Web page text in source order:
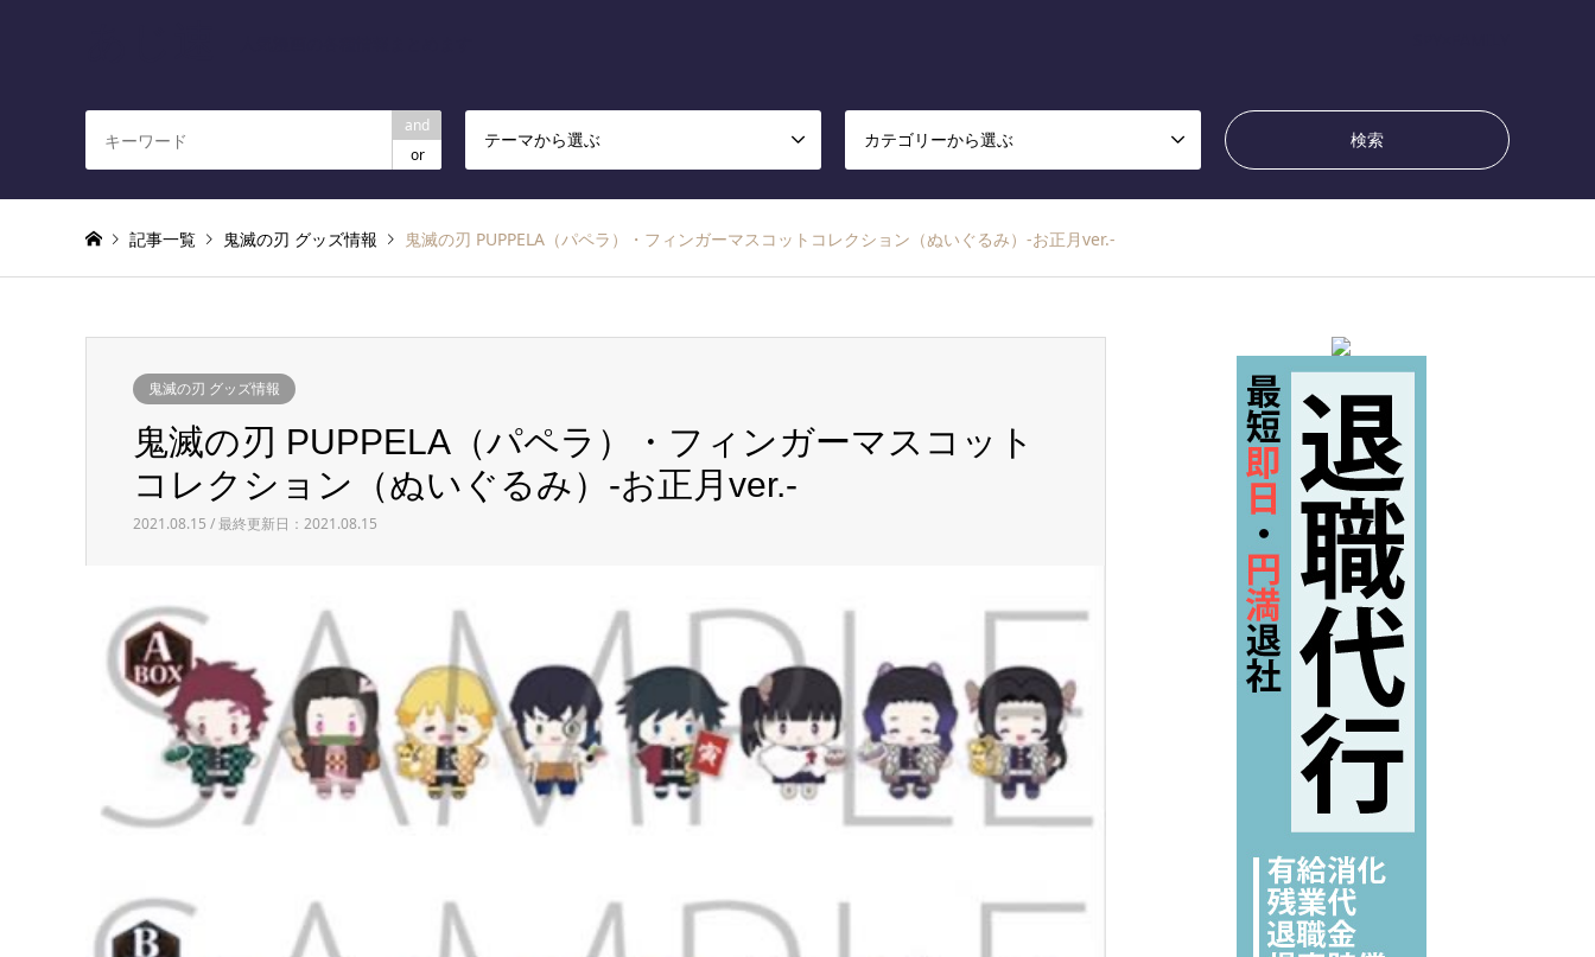
and
or
テーマから選ぶ カテゴリーから選ぶ
記事一覧 鬼滅の刃 グッズ情報 鬼滅の刃 PUPPELA（パペラ）・フィンガーマスコットコレクション（ぬいぐるみ）-お正月ver.-
鬼滅の刃 グッズ情報
鬼滅の刃 PUPPELA（パペラ）・フィンガーマスコット
コレクション（ぬいぐるみ）-お正月ver.-
2021.08.15 / 最終更新日：2021.08.15